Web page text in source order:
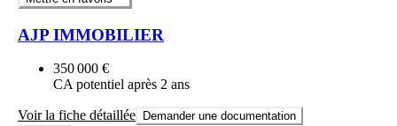
AJP IMMOBILIER
350 000 €
CA potentiel après 2 ans
Voir la fiche détaillée Demander une documentation